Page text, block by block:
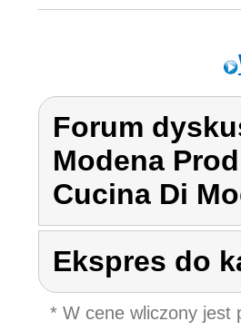
Forum
Modena
Cucina Di
Ekspres do
* W cene wliczony jest